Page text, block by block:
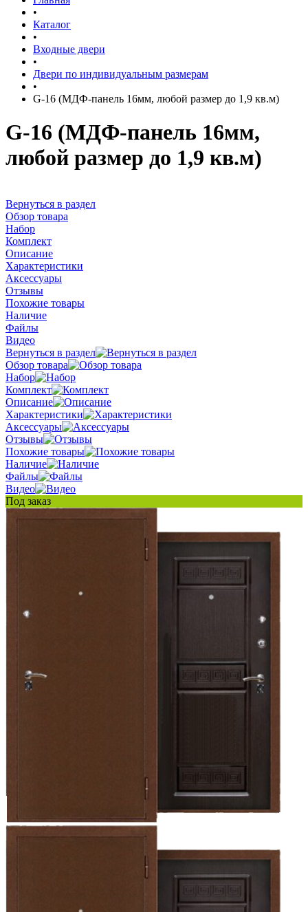
•
Каталог
•
Входные двери
•
Двери по индивидуальным размерам
•
G-16 (МДФ-панель 16мм, любой размер до 1,9 кв.м)
G-16 (МДФ-панель 16мм,
любой размер до 1,9 кв.м)
Вернуться в раздел
Обзор товара
Набор
Комплект
Описание
Характеристики
Аксессуары
Отзывы
Похожие товары
Наличие
Файлы
Видео
Вернуться в раздел
Обзор товара
Набор
Комплект
Описание
Характеристики
Аксессуары
Отзывы
Похожие товары
Наличие
Файлы
Видео
Под заказ